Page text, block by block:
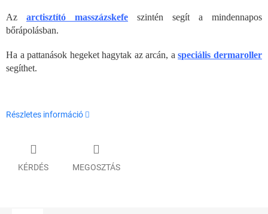
Az arctisztító masszázskefe szintén segít a mindennapos
bőrápolásban.
Ha a pattanások hegeket hagytak az arcán, aspeciális dermaroller
segíthet.
Részletes információ
KÉRDÉS MEGOSZTÁS